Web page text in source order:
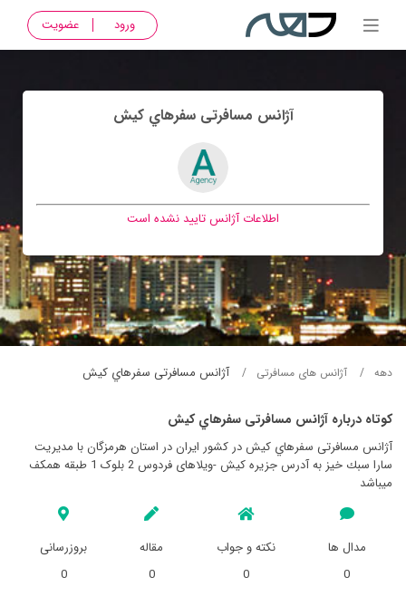
ورود عضویت
آژانس مسافرتی سفرهاي کيش
اطلاعات آژانس تایید نشده است
دهه آژانس های مسافرتی آژانس مسافرتی سفرهاي کيش
کوتاه درباره آژانس مسافرتی سفرهاي کيش
آژانس مسافرتی سفرهاي کيش در کشور ایران در استان هرمزگان با مدیریت
سارا سبك خيز به آدرس جزيره كيش -ویلاهای فردوس 2 بلوک 1 طبقه همکف
میباشد
مدال ها
0
نکته و جواب
0
مقاله
0
بروزرسانی
0